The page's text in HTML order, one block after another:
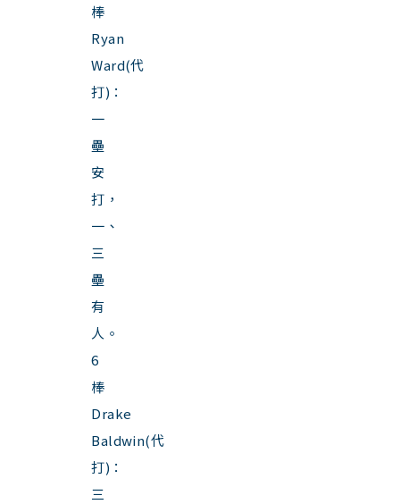
棒
Ryan
Ward(代
打)：
一
壘
安
打，
一、
三
壘
有
人。
6
棒
Drake
Baldwin(代
打)：
三